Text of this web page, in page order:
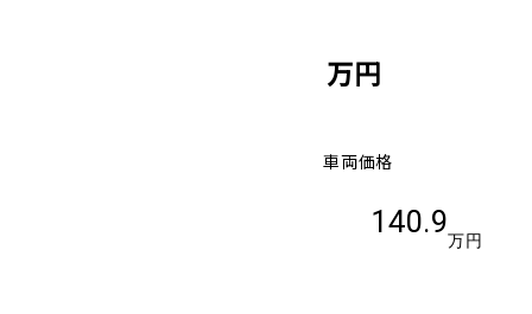
万円
車両価格
140.9
万円